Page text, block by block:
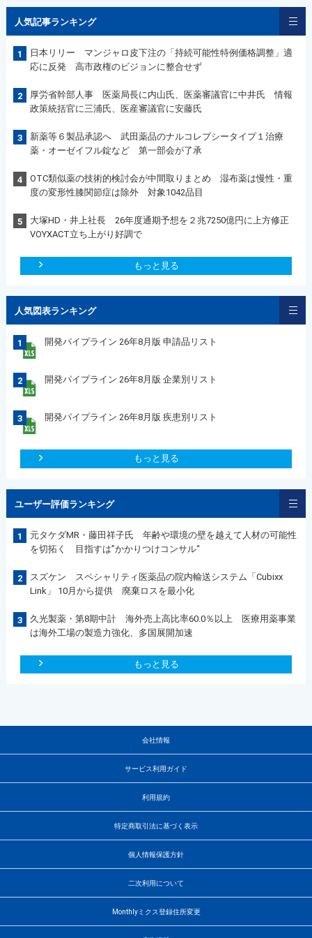
人気記事ランキング
1
日本リリー マンジャロ皮下注の「持続可能性特例価格調整」適
応に反発 高市政権のビジョンに整合せず
2
厚労省幹部人事 医薬局長に内山氏、医薬審議官に中井氏 情報
政策統括官に三浦氏、医産審議官に安藤氏
3
新薬等６製品承認へ 武田薬品のナルコレプシータイプ１治療
薬・オーゼイフル錠など 第一部会が了承
4
OTC類似薬の技術的検討会が中間取りまとめ 湿布薬は慢性・重
度の変形性膝関節症は除外 対象1042品目
5
大塚HD・井上社長 26年度通期予想を２兆7250億円に上方修正
VOYXACT立ち上がり好調で
もっと見る
人気図表ランキング
1 開発パイプライン 26年8月版 申請品リスト
2 開発パイプライン 26年8月版 企業別リスト
3 開発パイプライン 26年8月版 疾患別リスト
もっと見る
ユーザー評価ランキング
1
元タケダMR・藤田祥子氏 年齢や環境の壁を越えて人材の可能性
を切拓く 目指すは”かかりつけコンサル“
2
スズケン スペシャリティ医薬品の院内輸送システム「Cubixx
Link」 10月から提供 廃棄ロスを最小化
3
久光製薬・第8期中計 海外売上高比率60.0％以上 医療用薬事業
は海外工場の製造力強化、多国展開加速
もっと見る
会社情報
サービス利用ガイド
利用規約
特定商取引法に基づく表示
個人情報保護方針
二次利用について
Monthlyミクス登録住所変更